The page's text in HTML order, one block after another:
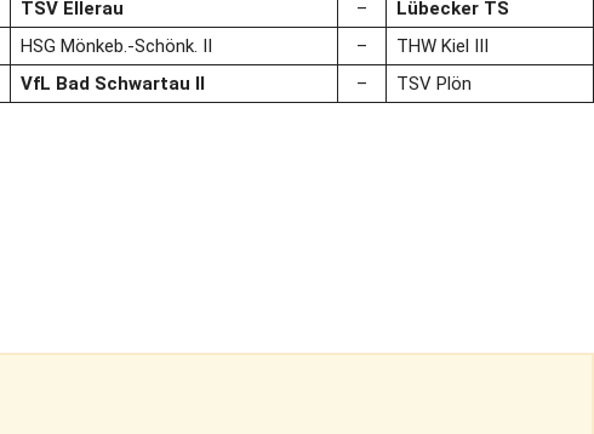
TSV Ellerau –
Lübecker TS
HSG Mönkeb.-Schönk. II –
THW Kiel III
VfL Bad Schwartau II – TSV Plön